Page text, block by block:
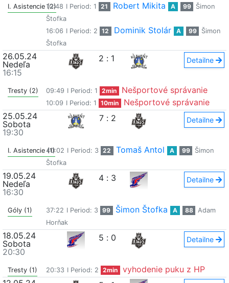
I. Asistencie (2)
10:48 I Period: 1 21 Robert Mikita A 99
Šimon
Štofka
16:06 I Period: 2 12 Dominik Stolár A 99
Šimon
Štofka
26.05.24
Nedeľa
16:15
2 : 1 Detailne
Tresty (2) 09:49 I Period: 1 2min Nešportové správanie
10:09 I Period: 1 10min
Nešportové správanie
25.05.24
Sobota
19:30
7 : 2 Detailne
I. Asistencie (1)40:02 I Period: 3 22 Tomaš Antol A 99
Šimon
Štofka
19.05.24
Nedeľa
16:30
4 : 3 Detailne
Góly (1) 37:22 I Period: 3 99 Šimon Štofka A 88
Adam
Horňak
18.05.24
Sobota
20:30
5 : 0 Detailne
Tresty (1) 20:33 I Period: 2 2min
vyhodenie puku z HP